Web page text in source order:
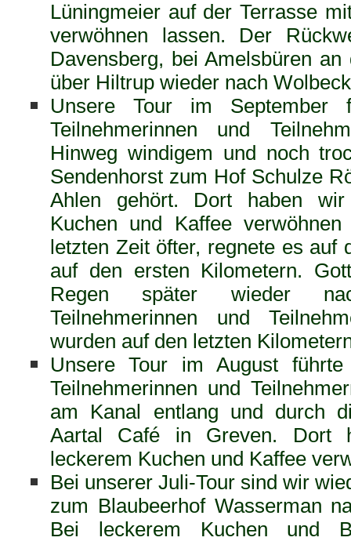
Lüningmeier auf der Terrasse
verwöhnen lassen. Der
Davensberg, bei Amelsbüren
über Hiltrup wieder nach
Unsere Tour im
Teilnehmerinnen und
Hinweg windigem und noch
Sendenhorst zum Hof Schulze
Ahlen gehört. Dort haben
Kuchen und Kaffee
letzten Zeit öfter, regnete es auf
auf den ersten Kilometern.
Regen später wieder
Teilnehmerinnen und
wurden auf den letzten
Unsere Tour im August
Teilnehmerinnen und
am Kanal entlang und durch
Aartal Café in Greven. Dort
leckerem Kuchen und Kaffee
Bei unserer Juli-Tour sind wir
zum Blaubeerhof Wasserman
Bei leckerem Kuchen und